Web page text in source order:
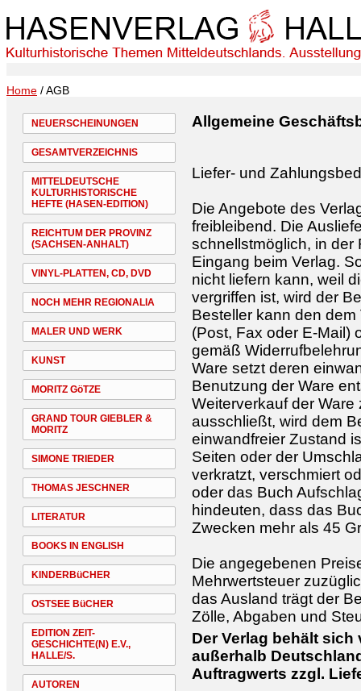
Home / AGB
NEUERSCHEINUNGEN
GESAMTVERZEICHNIS
MITTELDEUTSCHE
KULTURHISTORISCHE
HEFTE (HASEN-EDITION)
REICHTUM DER PROVINZ
(SACHSEN-ANHALT)
VINYL-PLATTEN, CD, DVD
NOCH MEHR REGIONALIA
MALER UND WERK
KUNST
MORITZ GöTZE
GRAND TOUR GIEBLER &
MORITZ
SIMONE TRIEDER
THOMAS JESCHNER
LITERATUR
BOOKS IN ENGLISH
KINDERBüCHER
OSTSEE BüCHER
EDITION ZEIT-
GESCHICHTE(N) E.V.,
HALLE/S.
AUTOREN
Allgemeine
Liefer- und
Die Angebote des
freibleibend. Die
schnellstmöglich, in der
Eingang beim Verlag.
nicht liefern kann, weil
vergriffen ist, wird der
Besteller kann den
(Post, Fax oder E-Mail)
gemäß
Ware setzt deren
Benutzung der Ware
Weiterverkauf der
ausschließt, wird dem
einwandfreier Zustand
Seiten oder der
verkratzt, verschmiert
oder das Buch
hindeuten, dass das
Zwecken mehr als 45
Die angegebenen
Mehrwertsteuer
das Ausland trägt der
Zölle, Abgaben und
Der Verlag behält
außerhalb
Auftragwerts zzgl.